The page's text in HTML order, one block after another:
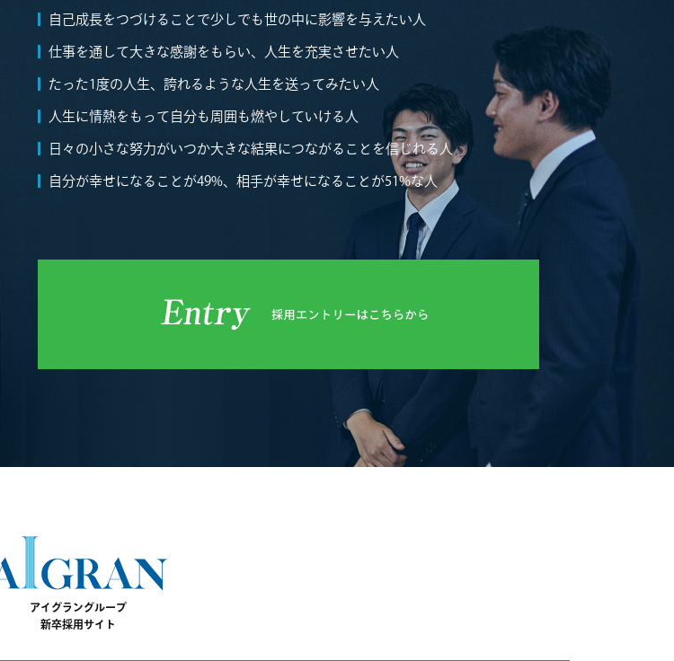
自己成長をつづけることで少しでも世の中に影響を与えたい人
仕事を通して大きな感謝をもらい、人生を充実させたい人
たった1度の人生、誇れるような人生を送ってみたい人
人生に情熱をもって自分も周囲も燃やしていける人
日々の小さな努力がいつか大きな結果につながることを信じれる人
自分が幸せになることが49%、相手が幸せになることが51%な人
アイグラングループ
新卒採用サイト